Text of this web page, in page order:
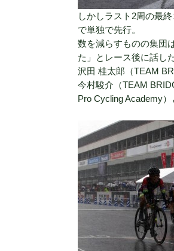
しかしラスト2周の最
で単独で先行。
数を減らすものの集団
た」とレース後に話し
沢田 桂太郎（TEAM
今村駿介（TEAM
Pro Cycling Academy）